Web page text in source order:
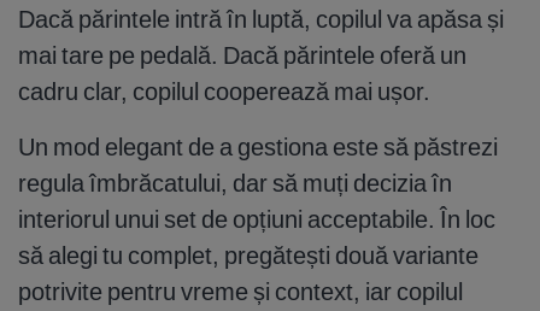
Dacă părintele intră în luptă, copilul va apăsa și
mai tare pe pedală. Dacă părintele oferă un
cadru clar, copilul cooperează mai ușor.
Un mod elegant de a gestiona este să păstrezi
regula îmbrăcatului, dar să muți decizia în
interiorul unui set de opțiuni acceptabile. În loc
să alegi tu complet, pregătești două variante
potrivite pentru vreme și context, iar copilul